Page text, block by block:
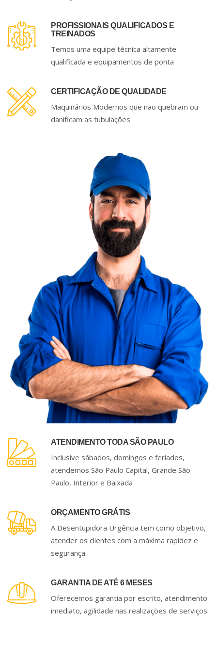
PROFISSIONAIS QUALIFICADOS E
TREINADOS
Temos uma equipe técnica altamente
qualificada e equipamentos de ponta
CERTIFICAÇÃO DE QUALIDADE
Maquinários Modernos que não quebram ou
danificam as tubulações
ATENDIMENTO TODA SÃO PAULO
Inclusive sábados, domingos e feriados,
atendemos São Paulo Capital, Grande São
Paulo, Interior e Baixada
ORÇAMENTO GRÁTIS
A Desentupidora Urgência tem como objetivo,
atender os clientes com a máxima rapidez e
segurança.
GARANTIA DE ATÉ 6 MESES
Oferecemos garantia por escrito, atendimento
imediato, agilidade nas realizações de serviços.